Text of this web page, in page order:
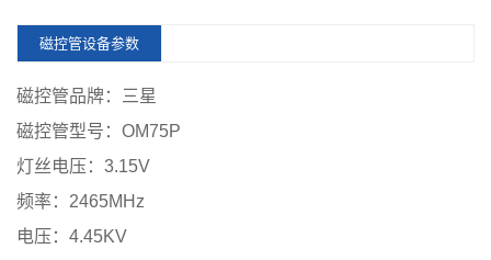
磁控管设备参数
磁控管品牌：三星
磁控管型号：OM75P
灯丝电压：3.15V
频率：2465MHz
电压：4.45KV